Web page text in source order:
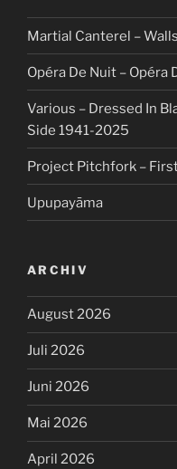
Martial Canterel –
Opéra De Nuit – Opéra
Various – Dressed In
Side 1941-2025
Project Pitchfork –
Upupayāma
ARCHIV
August 2026
Juli 2026
Juni 2026
Mai 2026
April 2026